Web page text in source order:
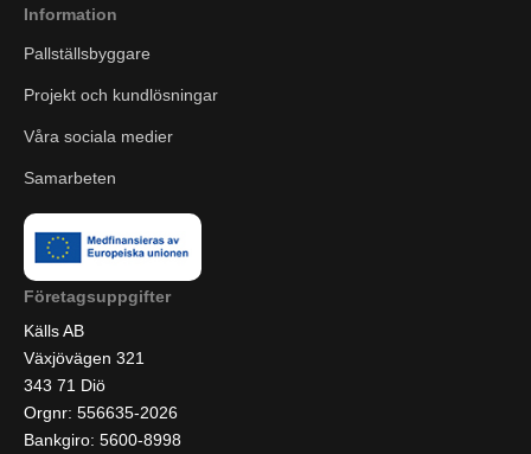
Information
Pallställsbyggare
Projekt och kundlösningar
Våra sociala medier
Samarbeten
Företagsuppgifter
Källs AB
Växjövägen 321
343 71 Diö
Orgnr: 556635-2026
Bankgiro: 5600-8998